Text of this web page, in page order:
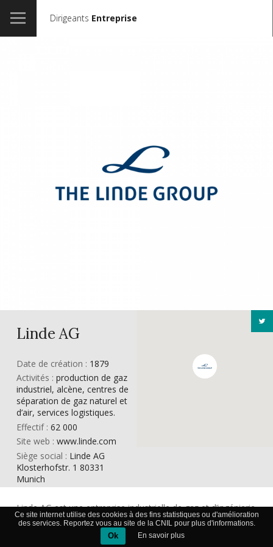
Dirigeants Entreprise
Linde AG
Date de création : 1879
Activités : production de gaz
industriel, alcène, centres de
séparation de gaz naturel et
d’air, services logistiques.
Effectif : 62 000
Site web : www.linde.com
Siège social : Linde AG
Klosterhofstr. 1 80331
Munich
Linde AG est une entreprise industrielle de gaz et d’ingénierie
dont le siège est à Munich, Allemagne. Il s’agit de la plus
grande entreprise industrielle de gaz au monde. Le Groupe
Ce site internet utilise des cookies à des fins statistiques ou d'amélioration
des services. Reportez vous au site de la CNIL pour plus d'informations.
Ok En savoir plus